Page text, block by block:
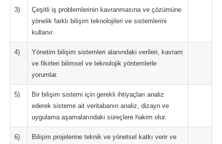
3)
Çeşitli iş problemlerinin kavranmasına ve çözümüne
yönelik farklı bilişim teknolojileri ve sistemlerini
kullanır.
4)
Yönetim bilişim sistemleri alanındaki verileri, kavram
ve fikirleri bilimsel ve teknolojik yöntemlerle
yorumlar.
5)
Bir bilişim sistemi için gerekli ihtiyaçları analiz
ederek sisteme ait veritabanın analiz, dizayn ve
uygulama aşamalarındaki süreçlere hakim olur.
6)
Bilişim projelerine teknik ve yönetsel katkı verir ve